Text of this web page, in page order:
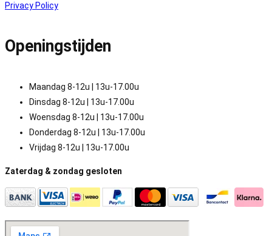
Privacy Policy
Openingstijden
Maandag 8-12u | 13u-17.00u
Dinsdag 8-12u | 13u-17.00u
Woensdag 8-12u | 13u-17.00u
Donderdag 8-12u | 13u-17.00u
Vrijdag 8-12u | 13u-17.00u
Zaterdag & zondag gesloten